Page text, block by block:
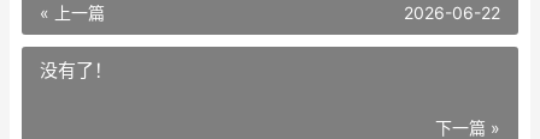
« 上一篇 2026-06-22
没有了！
下一篇 »